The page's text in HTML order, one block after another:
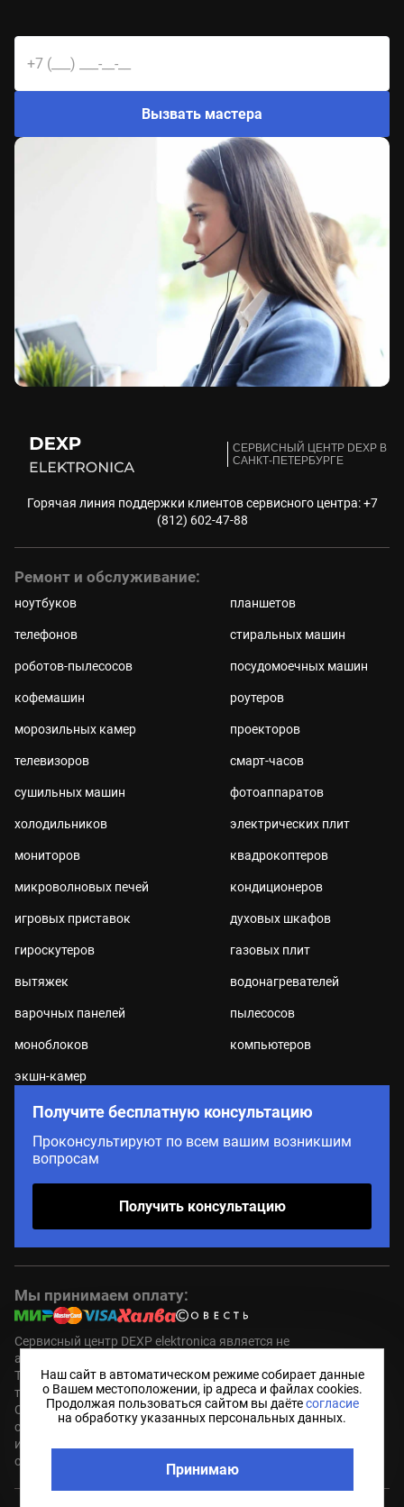
Вызвать мастера
CЕРВИСНЫЙ ЦЕНТР DEXP В
САНКТ-ПЕТЕРБУРГЕ
Горячая линия поддержки клиентов сервисного центра:+7
(812) 602-47-88
Ремонт и обслуживание:
ноутбуков планшетов
телефонов стиральных машин
роботов-пылесосов посудомоечных машин
кофемашин роутеров
морозильных камер проекторов
телевизоров смарт-часов
сушильных машин фотоаппаратов
холодильников электрических плит
мониторов квадрокоптеров
микроволновых печей кондиционеров
игровых приставок духовых шкафов
гироскутеров газовых плит
вытяжек водонагревателей
варочных панелей пылесосов
моноблоков компьютеров
экшн-камер
Получите бесплатную консультацию
Проконсультируют по всем вашим возникшим
вопросам
Получить консультацию
Мы принимаем оплату:
Сервисный центр DEXP elektronica является не
авторизованным (пост гарантийным ) сервисным центром.
Торговые марки DEXP являются зарегистрированным
товарными знаками компании правообладателя.
Обозначения используется не с целью индивидуализации
соответствующих услуг по ремонту, а с целью
информирования потребителей о предоставляемых услугах в
отношении техники правообладателя.
Наш сайт в автоматическом режиме собирает данные
о Вашем местоположении, ip адреса и файлах cookies.
Продолжая пользоваться сайтом вы даётесогласие
на обработку указанных персональных данных.
Принимаю